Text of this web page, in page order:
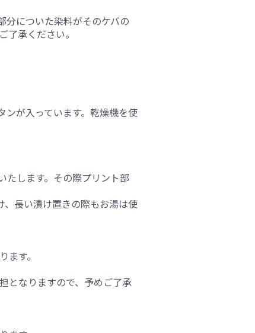
についた染料がそのケバの
承ください。
が入っています。乾燥機を使
たします。その際プリント部
、長い漬け置きの際もお湯は使
す。
となりますので、予めご了承